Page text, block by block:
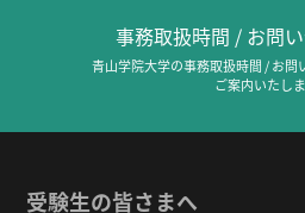
事務取扱時間 / お問
青山学院大学の事務取扱時間 / お問
ご案内いたし
受験生の皆さまへ